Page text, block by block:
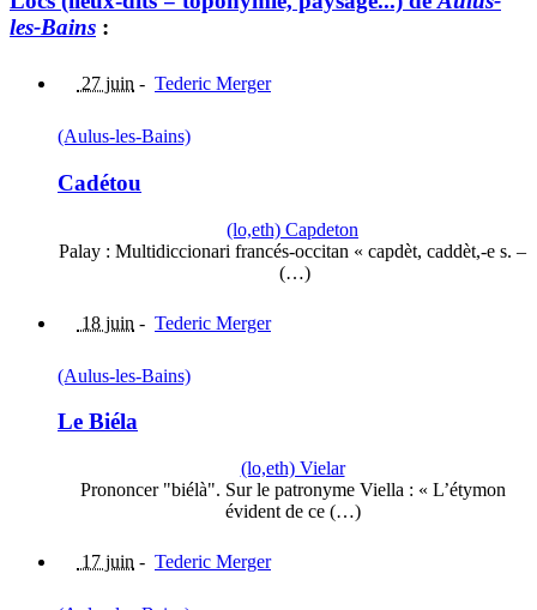
les-Bains :
27 juin - Tederic Merger
(Aulus-les-Bains)
Cadétou
(lo,eth) Capdeton
Palay : Multidiccionari francés-occitan « capdèt, caddèt,-e s. –
(…)
18 juin - Tederic Merger
(Aulus-les-Bains)
Le Biéla
(lo,eth) Vielar
Prononcer "biélà". Sur le patronyme Viella : « L’étymon
évident de ce (…)
17 juin - Tederic Merger